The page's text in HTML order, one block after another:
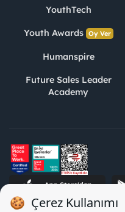
YouthTech
Youth Awards Oy Ver
Humanspire
Future Sales Leader
Academy